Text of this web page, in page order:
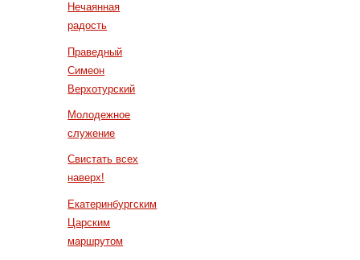
Нечаянная
радость
Праведный
Симеон
Верхотурский
Молодежное
служение
Свистать всех
наверх!
Екатеринбургским
Царским
маршрутом